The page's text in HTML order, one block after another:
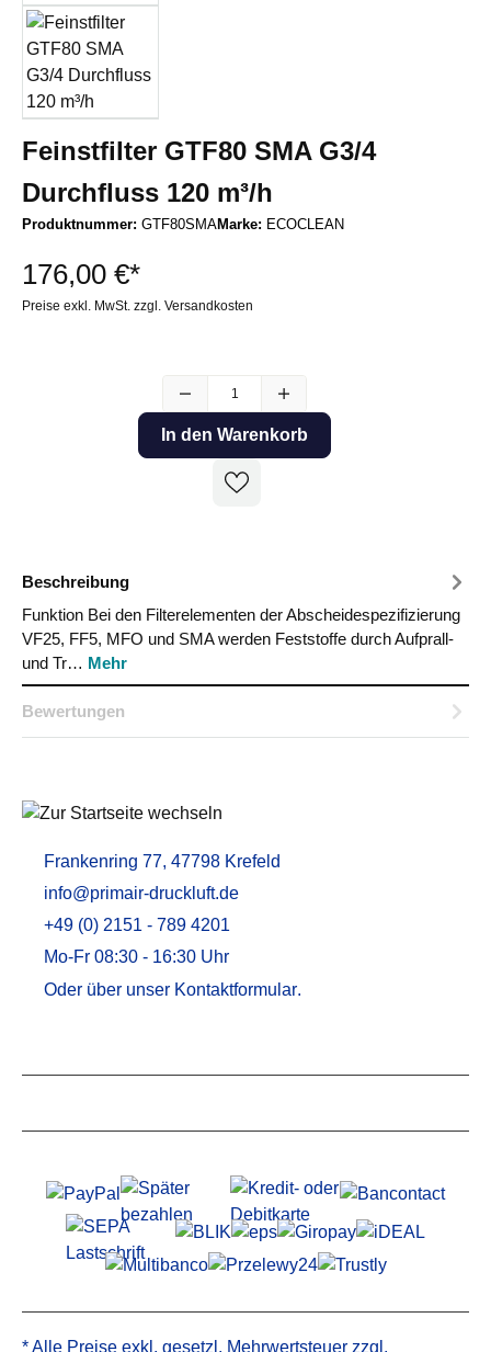
Feinstfilter GTF80 SMA G3/4
Durchfluss 120 m³/h
Produktnummer: GTF80SMAMarke: ECOCLEAN
176,00 €*
Preise exkl. MwSt. zzgl. Versandkosten
In den Warenkorb
Beschreibung
Funktion Bei den Filterelementen der Abscheidespezifizierung
VF25, FF5, MFO und SMA werden Feststoffe durch Aufprall-
und Tr… Mehr
Bewertungen
Frankenring 77, 47798 Krefeld
info@primair-druckluft.de
+49 (0) 2151 - 789 4201
Mo-Fr 08:30 - 16:30 Uhr
Oder über unser Kontaktformular.
* Alle Preise exkl. gesetzl. Mehrwertsteuer zzgl.